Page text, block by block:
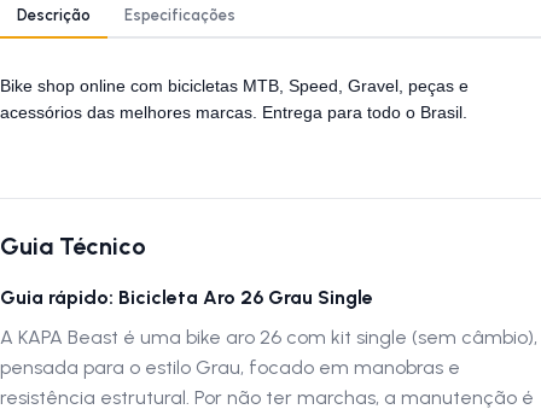
Descrição Especificações
Bike shop online com bicicletas MTB, Speed, Gravel, peças e
acessórios das melhores marcas. Entrega para todo o Brasil.
Guia Técnico
Guia rápido: Bicicleta Aro 26 Grau Single
A KAPA Beast é uma bike aro 26 com kit single (sem câmbio),
pensada para o estilo Grau, focado em manobras e
resistência estrutural. Por não ter marchas, a manutenção é